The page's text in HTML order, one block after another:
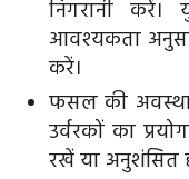
निगरानी
आवश्यकता
करें।
फसल की
उर्वरकों का
रखें या अनुशंसित